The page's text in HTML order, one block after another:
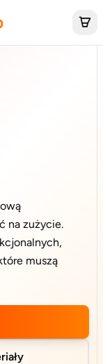
na zużycie.
muszą